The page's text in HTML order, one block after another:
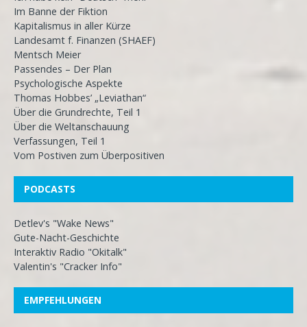
Im Banne der Fiktion
Kapitalismus in aller Kürze
Landesamt f. Finanzen (SHAEF)
Mentsch Meier
Passendes – Der Plan
Psychologische Aspekte
Thomas Hobbes’ „Leviathan“
Über die Grundrechte, Teil 1
Über die Weltanschauung
Verfassungen, Teil 1
Vom Postiven zum Überpositiven
PODCASTS
Detlev's "Wake News"
Gute-Nacht-Geschichte
Interaktiv Radio "Okitalk"
Valentin's "Cracker Info"
EMPFEHLUNGEN